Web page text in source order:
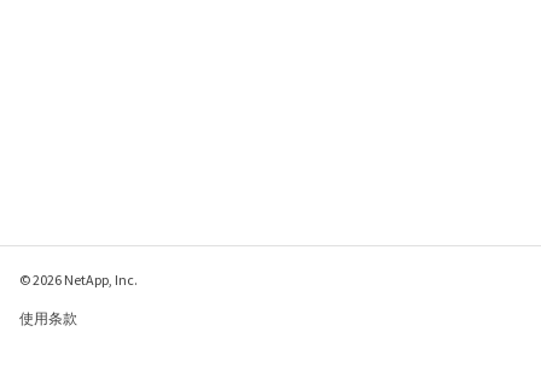
© 2026 NetApp, Inc.
使用条款